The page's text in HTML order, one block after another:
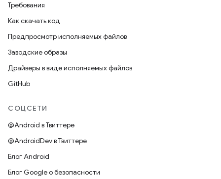
Требования
Как скачать код
Предпросмотр исполняемых файлов
Заводские образы
Драйверы в виде исполняемых файлов
GitHub
СОЦСЕТИ
@Android в Твиттере
@AndroidDev в Твиттере
Блог Android
Блог Google о безопасности